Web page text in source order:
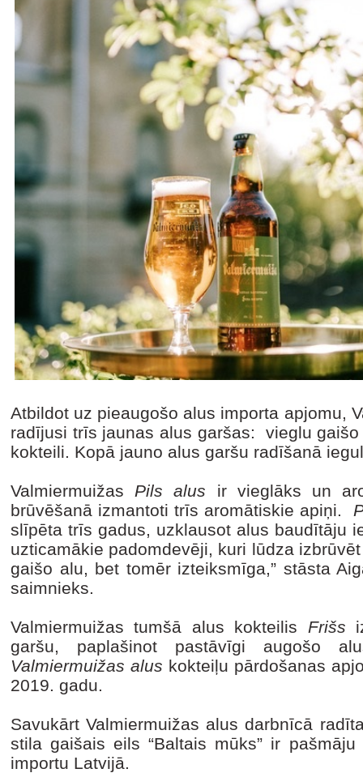
Atbildot uz pieaugošo alus importa apjomu,
radījusi trīs jaunas alus garšas: vieglu
kokteili. Kopā jauno alus garšu radīšanā
Valmiermuižas Pils alus ir vieglāks un
brūvēšanā izmantoti trīs aromātiskie apiņi.
slīpēta trīs gadus, uzklausot alus baudītāju
uzticamākie padomdevēji, kuri lūdza
gaišo alu, bet tomēr izteiksmīga,” stāsta
saimnieks.
Valmiermuižas tumšā alus kokteilis Frišs
garšu, paplašinot pastāvīgi augošo
Valmiermuižas alus kokteiļu pārdošanas
2019. gadu.
Savukārt Valmiermuižas alus darbnīcā
stila gaišais eils “Baltais mūks” ir
importu Latvijā.